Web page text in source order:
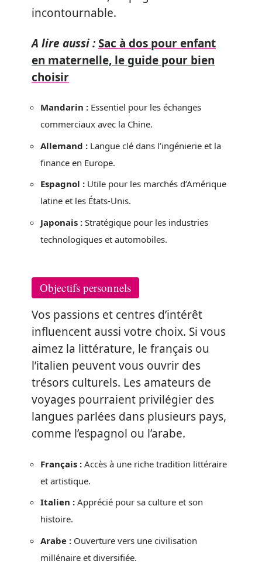
incontournable.
A lire aussi :Sac à dos pour enfant
en maternelle, le guide pour bien
choisir
Mandarin : Essentiel pour les échanges
commerciaux avec la Chine.
Allemand : Langue clé dans l’ingénierie et la
finance en Europe.
Espagnol : Utile pour les marchés d’Amérique
latine et les États-Unis.
Japonais : Stratégique pour les industries
technologiques et automobiles.
Objectifs personnels
Vos passions et centres d’intérêt
influencent aussi votre choix. Si vous
aimez la littérature, le français ou
l’italien peuvent vous ouvrir des
trésors culturels. Les amateurs de
voyages pourraient privilégier des
langues parlées dans plusieurs pays,
comme l’espagnol ou l’arabe.
Français : Accès à une riche tradition littéraire
et artistique.
Italien : Apprécié pour sa culture et son
histoire.
Arabe : Ouverture vers une civilisation
millénaire et diversifiée.